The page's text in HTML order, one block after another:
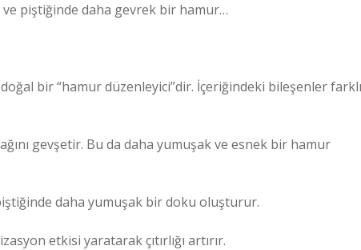
ve piştiğinde daha gevrek bir hamur…
bir “hamur düzenleyici”dir. İçeriğindeki bileşenler farklı
gevşetir. Bu da daha yumuşak ve esnek bir hamur
daha yumuşak bir doku oluşturur.
etkisi yaratarak çıtırlığı artırır.